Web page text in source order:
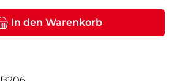
ein oder benutze die Schaltflächen um die
In den Warenkorb